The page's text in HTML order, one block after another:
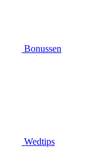
Bonussen
Wedtips